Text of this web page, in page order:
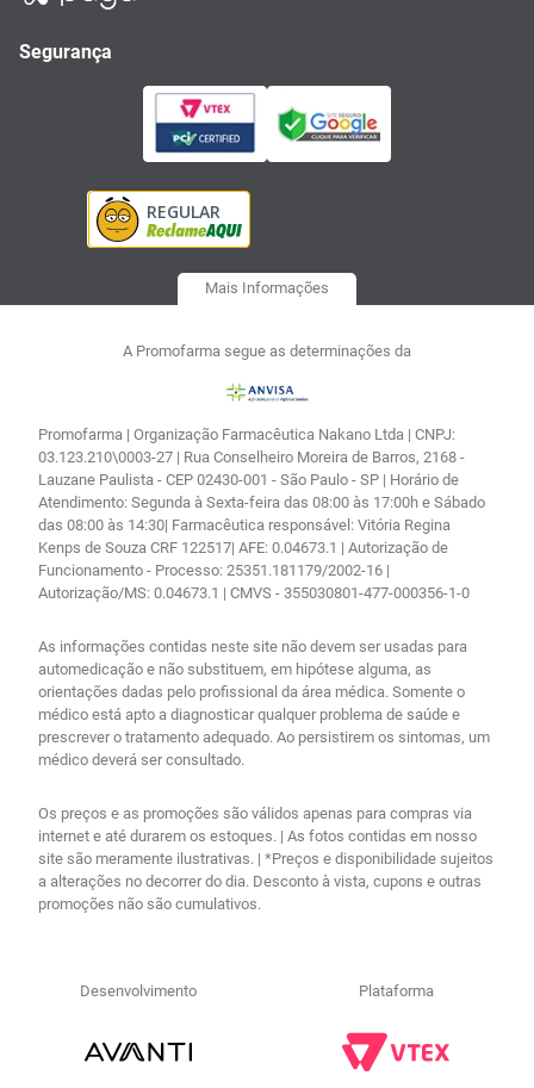
Segurança
Mais Informações
A Promofarma segue as determinações da
Promofarma | Organização Farmacêutica Nakano Ltda | CNPJ:
03.123.210\0003-27 | Rua Conselheiro Moreira de Barros, 2168 -
Lauzane Paulista - CEP 02430-001 - São Paulo - SP | Horário de
Atendimento: Segunda à Sexta-feira das 08:00 às 17:00h e Sábado
das 08:00 às 14:30| Farmacêutica responsável: Vitória Regina
Kenps de Souza CRF 122517| AFE: 0.04673.1 | Autorização de
Funcionamento - Processo: 25351.181179/2002-16 |
Autorização/MS: 0.04673.1 | CMVS - 355030801-477-000356-1-0
As informações contidas neste site não devem ser usadas para
automedicação e não substituem, em hipótese alguma, as
orientações dadas pelo profissional da área médica. Somente o
médico está apto a diagnosticar qualquer problema de saúde e
prescrever o tratamento adequado. Ao persistirem os sintomas, um
médico deverá ser consultado.
Os preços e as promoções são válidos apenas para compras via
internet e até durarem os estoques. | As fotos contidas em nosso
site são meramente ilustrativas. | *Preços e disponibilidade sujeitos
a alterações no decorrer do dia. Desconto à vista, cupons e outras
promoções não são cumulativos.
Desenvolvimento Plataforma